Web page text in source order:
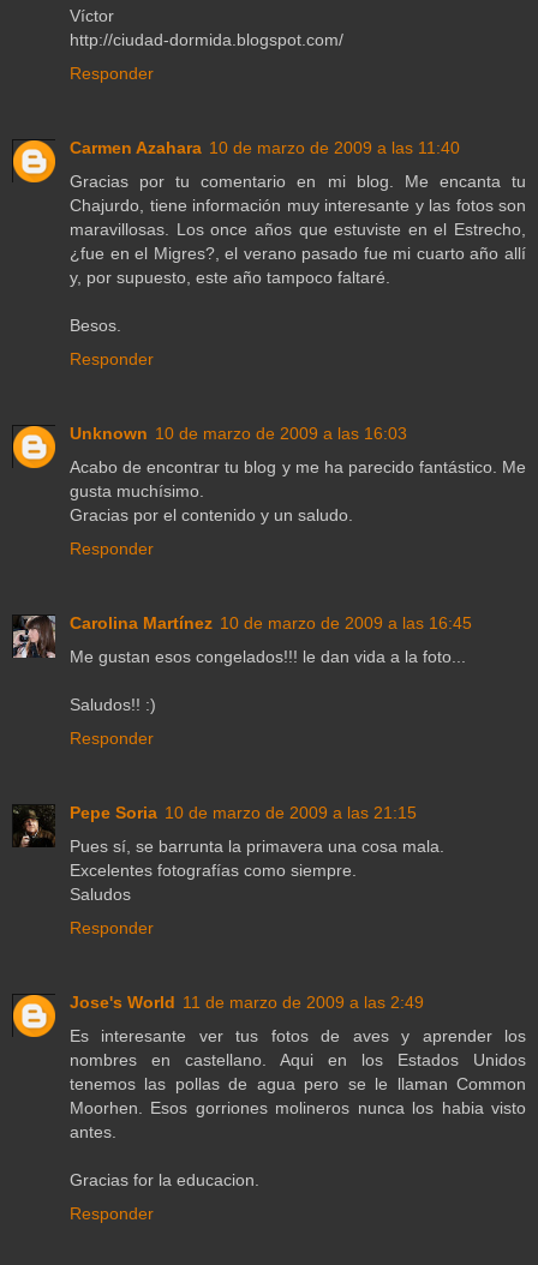
Víctor
http://ciudad-dormida.blogspot.com/
Responder
Carmen Azahara 10 de marzo de 2009 a las 11:40
Gracias por tu comentario en mi blog. Me encanta tu
Chajurdo, tiene información muy interesante y las fotos son
maravillosas. Los once años que estuviste en el Estrecho,
¿fue en el Migres?, el verano pasado fue mi cuarto año allí
y, por supuesto, este año tampoco faltaré.
Besos.
Responder
Unknown 10 de marzo de 2009 a las 16:03
Acabo de encontrar tu blog y me ha parecido fantástico. Me
gusta muchísimo.
Gracias por el contenido y un saludo.
Responder
Carolina Martínez 10 de marzo de 2009 a las 16:45
Me gustan esos congelados!!! le dan vida a la foto...
Saludos!! :)
Responder
Pepe Soria 10 de marzo de 2009 a las 21:15
Pues sí, se barrunta la primavera una cosa mala.
Excelentes fotografías como siempre.
Saludos
Responder
Jose's World 11 de marzo de 2009 a las 2:49
Es interesante ver tus fotos de aves y aprender los
nombres en castellano. Aqui en los Estados Unidos
tenemos las pollas de agua pero se le llaman Common
Moorhen. Esos gorriones molineros nunca los habia visto
antes.
Gracias for la educacion.
Responder